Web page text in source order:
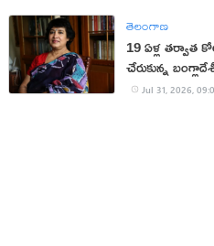
తెలంగాణ
19 ఏళ్ల త‌ర్వాత
చేరుకున్న
త‌స్లీమా న‌స్రీన్‌
Jul 31, 2026,